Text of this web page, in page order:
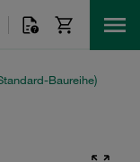
Baureihe)